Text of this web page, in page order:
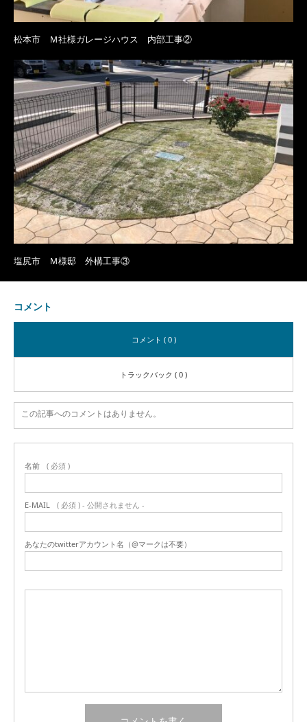
松本市 Ｍ社様ガレージハウス 内部工事②
塩尻市 Ｍ様邸 外構工事③
コメント
コメント ( 0 )
トラックバック ( 0 )
この記事へのコメントはありません。
名前 ( 必須 )
E-MAIL ( 必須 ) - 公開されません -
あなたのtwitterアカウント名（@マークは不要）